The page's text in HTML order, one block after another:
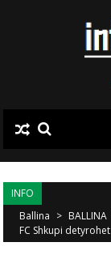
INFO
Ballina > BALLINA
FC Shkupi